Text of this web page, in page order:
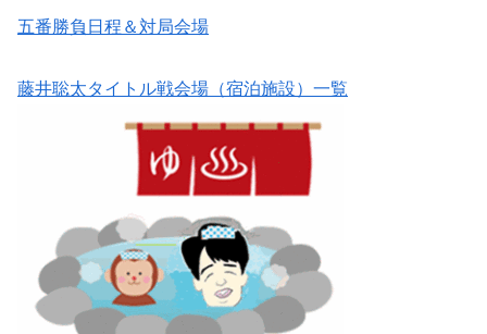
五番勝負日程＆対局会場
藤井聡太タイトル戦会場（宿泊施設）一覧